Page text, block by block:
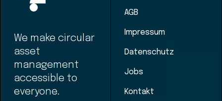
We make circular
asset
management
accessible to
everyone.
AGB
Impressum
Datenschutz
Jobs
Kontakt